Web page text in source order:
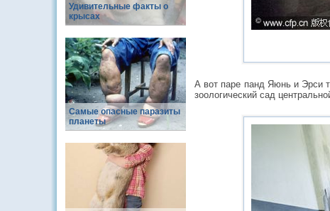
Удивительные факты о
крысах
Самые опасные паразиты
планеты
А вот паре панд Яюнь и Эрси
зоологический сад